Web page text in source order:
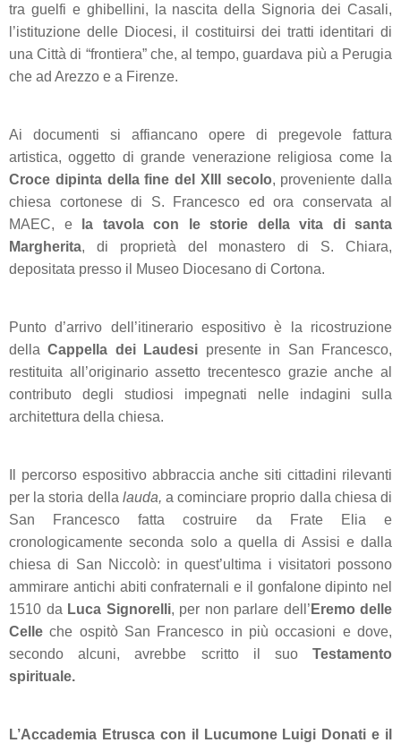
tra guelfi e ghibellini, la nascita della Signoria dei Casali,
l’istituzione delle Diocesi, il costituirsi dei tratti identitari di
una Città di “frontiera” che, al tempo, guardava più a Perugia
che ad Arezzo e a Firenze.
Ai documenti si affiancano opere di pregevole fattura
artistica, oggetto di grande venerazione religiosa come la
Croce dipinta della fine del XIII secolo, proveniente dalla
chiesa cortonese di S. Francesco ed ora conservata al
MAEC, e
la tavola con le storie della vita di santa
Margherita, di proprietà del monastero di S. Chiara,
depositata presso il Museo Diocesano di Cortona.
Punto d’arrivo dell’itinerario espositivo è la ricostruzione
dellaCappella dei Laudesi presente in San Francesco,
restituita all’originario assetto trecentesco grazie anche al
contributo degli studiosi impegnati nelle indagini sulla
architettura della chiesa.
Il percorso espositivo abbraccia anche siti cittadini rilevanti
per la storia della lauda,a cominciare proprio dalla chiesa di
San Francesco fatta costruire da Frate Elia e
cronologicamente seconda solo a quella di Assisi e dalla
chiesa di San Niccolò: in quest’ultima i visitatori possono
ammirare antichi abiti confraternali e il gonfalone dipinto nel
1510 da Luca Signorelli, per non parlare dell’ Eremo delle
Celleche ospitò San Francesco in più occasioni e dove,
secondo alcuni, avrebbe scritto il suo Testamento
spirituale.
L’Accademia Etrusca con il Lucumone Luigi Donati e il